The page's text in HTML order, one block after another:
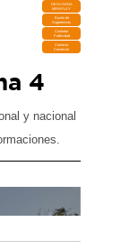
DESCARGA
MIRAPLAY
Buzón de
Sugerencias
Contratar
Publicidad
Contacto
Comercial
4
y nacional